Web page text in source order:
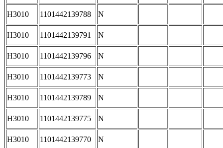
H3010 1101442139788 N
H3010 1101442139791 N
H3010 1101442139796 N
H3010 1101442139773 N
H3010 1101442139789 N
H3010 1101442139775 N
H3010 1101442139770 N